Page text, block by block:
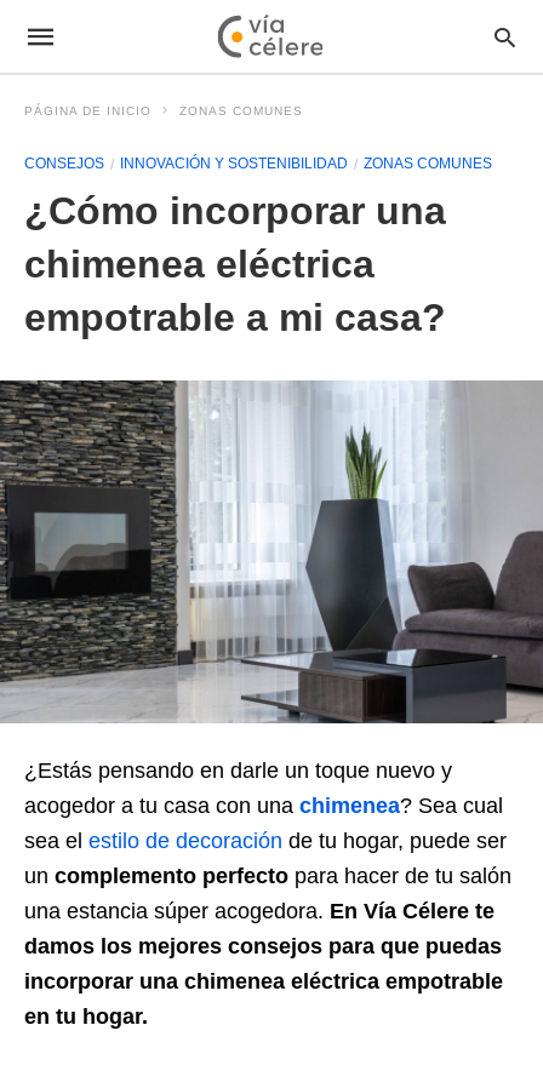
PÁGINA DE INICIO ZONAS COMUNES
CONSEJOS INNOVACIÓN Y SOSTENIBILIDAD ZONAS COMUNES
¿Cómo incorporar una
chimenea eléctrica
empotrable a mi casa?
¿Estás pensando en darle un toque nuevo y
acogedor a tu casa con una chimenea? Sea cual
sea el estilo de decoración de tu hogar, puede ser
un complemento perfecto para hacer de tu salón
una estancia súper acogedora. En Vía Célere te
damos los mejores consejos para que puedas
incorporar una chimenea eléctrica empotrable
en tu hogar.